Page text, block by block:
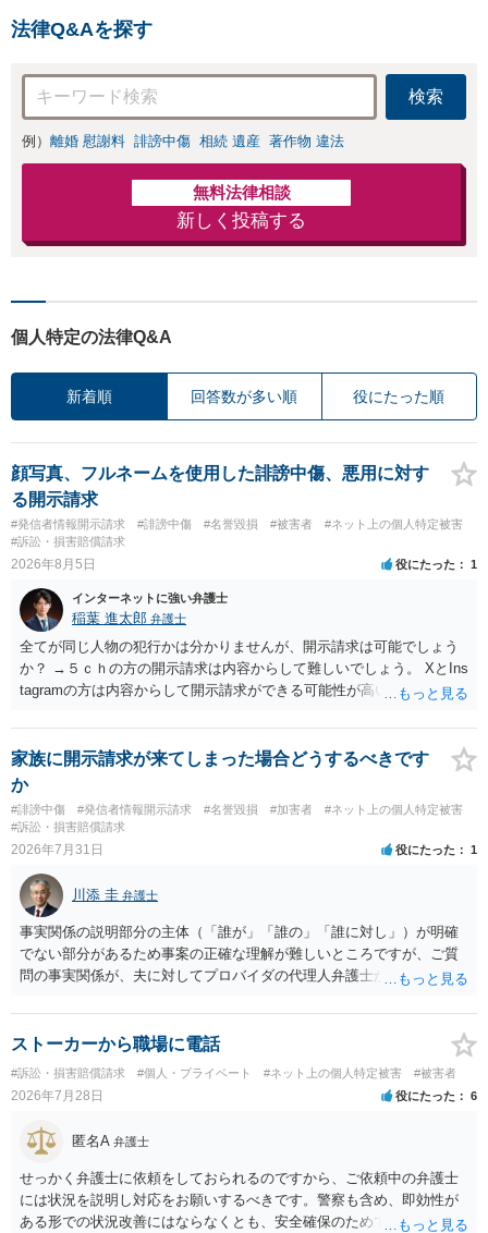
法律Q&Aを探す
検索
例） 離婚 慰謝料 誹謗中傷 相続 遺産 著作物 違法
無料法律相談
新しく投稿する
個人特定の法律Q&A
新着順 回答数が多い順 役にたった順
顔写真、フルネームを使用した誹謗中傷、悪用に対す
る開示請求
#発信者情報開示請求 #誹謗中傷 #名誉毀損 #被害者
#ネット上の個人特定被害
#訴訟・損害賠償請求
2026年8月5日 役にたった 1
インターネットに強い弁護士
稲葉 進太郎 弁護士
全てが同じ人物の犯行かは分かりませんが、開示請求は可能でしょう
か？ →５ｃｈの方の開示請求は内容からして難しいでしょう。 XとIns
tagramの方は内容からして開示請求ができる可能性が高いでしょう。
いでしょう。７月中にアカウントが削除されている場合、今から進め
ても失敗する可能性が高いように思われます。 相手を特定できた場
合、相手に全ての弁護士費用を負担させることは可能でしょうか？ →
訴訟外の交渉で相手方が認めれば負担させることができるでしょう。
訴訟で判決となった場合は、実際の弁護士費用が認められる場合と認
められない場合があり何ともいえないところでしょう。
家族に開示請求が来てしまった場合どうするべきです
か
#誹謗中傷 #発信者情報開示請求 #名誉毀損 #加害者
#ネット上の個人特定被害
#訴訟・損害賠償請求
2026年7月31日 役にたった 1
川添 圭 弁護士
事実関係の説明部分の主体（「誰が」「誰の」「誰に対し」）が明確
でない部分があるため事案の正確な理解が難しいところですが、ご質
問の事実関係が、夫に対してプロバイダの代理人弁護士から発信者情
情報として夫の氏名と住所が開示され、開示請求者（の代理人弁護
士）が、夫に対して内容証明郵便を送ったり訴訟の提起がなされたり
する可能性があるように思われます。この場合は、開示請求者（とあ
る女性？）の代理人弁護士へ、実は投稿者があなたであるという内容
とともに、あなたから連絡することもあり得ます。 夫がクレーム電話
を入れた「相手方の法律事務所」というのがプロバイダの代理人の事
務所であるのか、それとも開示請求者の代理人の事務所なのかが不明
ですが、もし前者であれば、書類の再送要請にはあまり意味はなく、
一方、後者であるなら、夫を被告として提訴に至る可能性も考える必
要が出てきます。 あなたと夫との夫婦関係の状況（別居中なのか、夫
ストーカーから職場に電話
#訴訟・損害賠償請求 #個人・プライベート #ネット上の個人特定被害 #被害者
2026年7月28日 役にたった 6
匿名A 弁護士
せっかく弁護士に依頼をしておられるのですから、ご依頼中の弁護士
には状況を説明し対応をお願いするべきです。警察も含め、即効性が
ある形での状況改善にはならなくとも、安全確保のためできることは